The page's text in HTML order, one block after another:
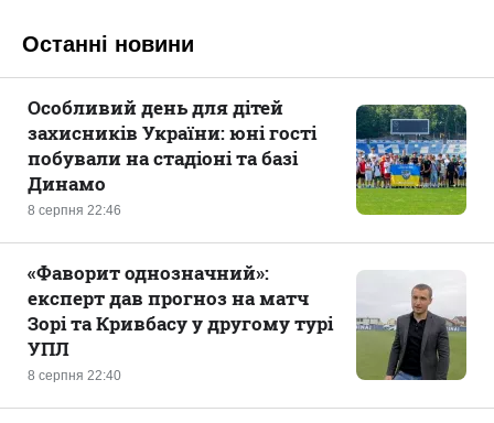
Останні новини
8 серпня 22:46
Особливий день для дітей
захисників України: юні гості
побували на стадіоні та базі
Динамо
8 серпня 22:40
«Фаворит однозначний»:
експерт дав прогноз на матч
Зорі та Кривбасу у другому турі
УПЛ